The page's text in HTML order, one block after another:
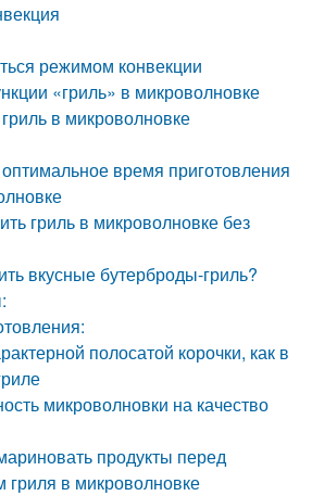
режимом конвекции
«гриль» в микроволновке
в микроволновке
время приготовления
гриль в микроволновке без
вкусные бутерброды-гриль?
полосатой корочки, как в
микроволновки на качество
продукты перед
гриля в микроволновке